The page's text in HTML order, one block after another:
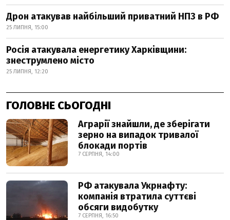
Дрон атакував найбільший приватний НПЗ в РФ
25 ЛИПНЯ, 15:00
Росія атакувала енергетику Харківщини:
знеструмлено місто
25 ЛИПНЯ, 12:20
ГОЛОВНЕ СЬОГОДНІ
Аграрії знайшли, де зберігати
зерно на випадок тривалої
блокади портів
7 СЕРПНЯ, 14:00
РФ атакувала Укрнафту:
компанія втратила суттєві
обсяги видобутку
7 СЕРПНЯ, 16:50